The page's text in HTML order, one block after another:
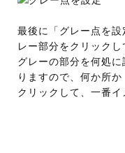
最後に「グレー点を
レー部分をクリックし
グレーの部分を何処
りますので、何か所
クリックして、一番イ